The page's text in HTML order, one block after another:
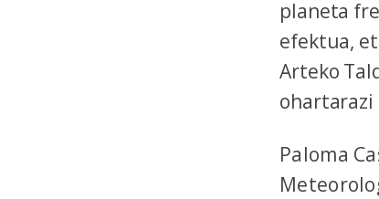
planeta
efektua,
Arteko
ohartarazi
Paloma